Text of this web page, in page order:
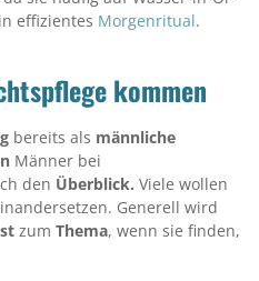
effizientes Morgenritual.
kommen
bereits als männliche
Männer bei
den Überblick. Viele wollen
Generell wird
zum Thema, wenn sie finden,